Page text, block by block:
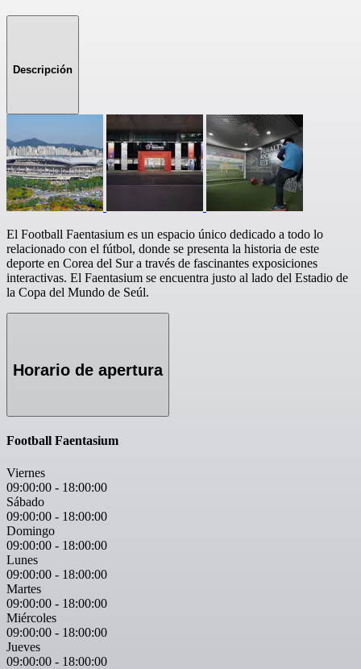
Descripción
El Football Faentasium es un espacio único dedicado a todo lo
relacionado con el fútbol, donde se presenta la historia de este
deporte en Corea del Sur a través de fascinantes exposiciones
interactivas. El Faentasium se encuentra justo al lado del Estadio de
la Copa del Mundo de Seúl.
Horario de apertura
Football Faentasium
Viernes
09:00:00 - 18:00:00
Sábado
09:00:00 - 18:00:00
Domingo
09:00:00 - 18:00:00
Lunes
09:00:00 - 18:00:00
Martes
09:00:00 - 18:00:00
Miércoles
09:00:00 - 18:00:00
Jueves
09:00:00 - 18:00:00